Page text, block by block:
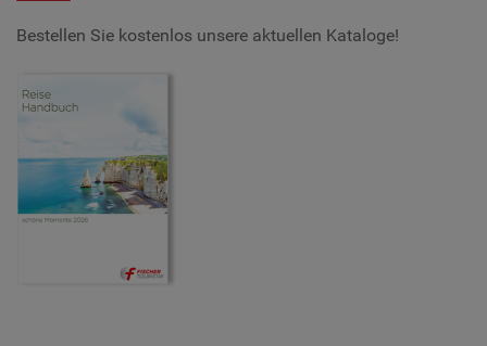
Bestellen Sie kostenlos unsere aktuellen Kataloge!